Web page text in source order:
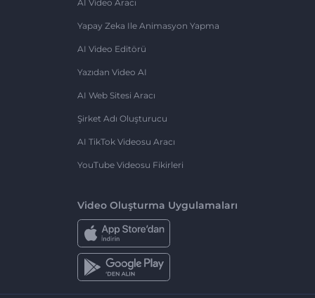
AI Video Aracı
Yapay Zeka Ile Animasyon Yapma
AI Video Editörü
Yazıdan Video AI
AI Web Sitesi Aracı
Şirket Adı Oluşturucu
AI TikTok Videosu Aracı
YouTube Videosu Fikirleri
Video Oluşturma Uygulamaları